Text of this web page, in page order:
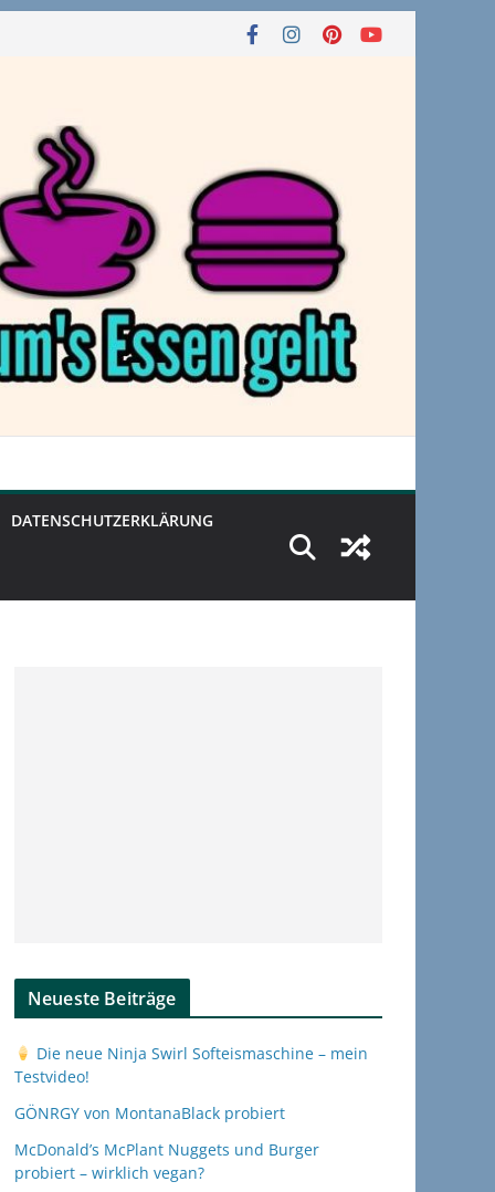
DATENSCHUTZERKLÄRUNG
Neueste Beiträge
Die neue Ninja Swirl Softeismaschine – mein
Testvideo!
GÖNRGY von MontanaBlack probiert
McDonald’s McPlant Nuggets und Burger
probiert – wirklich vegan?